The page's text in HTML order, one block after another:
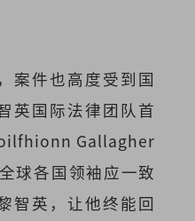
案件也高度受到国
英国际法律团队首
Gallagher
球各国领袖应一致
智英，让他终能回